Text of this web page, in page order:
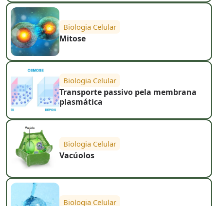
Biologia Celular
Mitose
Biologia Celular
Transporte passivo pela membrana
plasmática
Biologia Celular
Vacúolos
Biologia Celular